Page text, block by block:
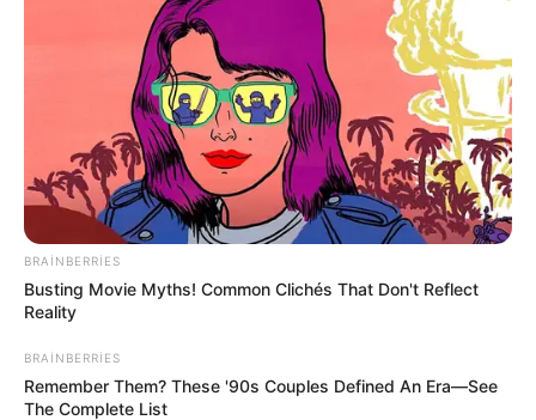
SİYASƏT
Sosial şəbəkələrdə valideyn nəzarəti
məcburi olacaq
0 0
BRAINBERRIES
Busting Movie Myths! Common Clichés That Don't Reflect
Reality
BRAINBERRIES
Remember Them? These '90s Couples Defined An Era—See
The Complete List